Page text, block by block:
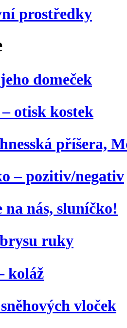
prostředky
domeček
otisk kostek
příšera,
– pozitiv/negativ
na nás, sluníčko!
ruky
koláž
vloček